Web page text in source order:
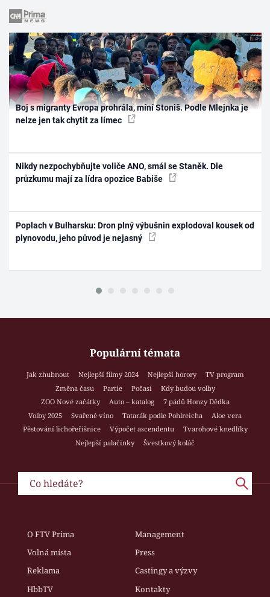
Boj s migranty Evropa prohrála, míní Stoniš. Podle Mlejnka je
nelze jen tak chytit za límec
Nikdy nezpochybňujte voliče ANO, smál se Staněk. Dle
průzkumu mají za lídra opozice Babiše
Poplach v Bulharsku: Dron plný výbušnin explodoval kousek od
plynovodu, jeho původ je nejasný
Populární témata
Jak zhubnout Nejlepší filmy 2024 Nejlepší horory
TV program
Změna času
Partie Počasí
Kdy budou volby
ZOO Nové začátky
Auto – katalog
7 pádů Honzy Dědka
Volby 2025
Svařené víno Tatarák podle Pohlreicha
Aloe vera
Pěstování lichořeřišnice
Výpočet ascendentu
Tvarohové knedlíky
Nejlepší palačinky
Švestkový koláč
O FTV Prima
Management
Volná místa
Press
Reklama
Castingy a výzvy
HbbTV
Kontakty